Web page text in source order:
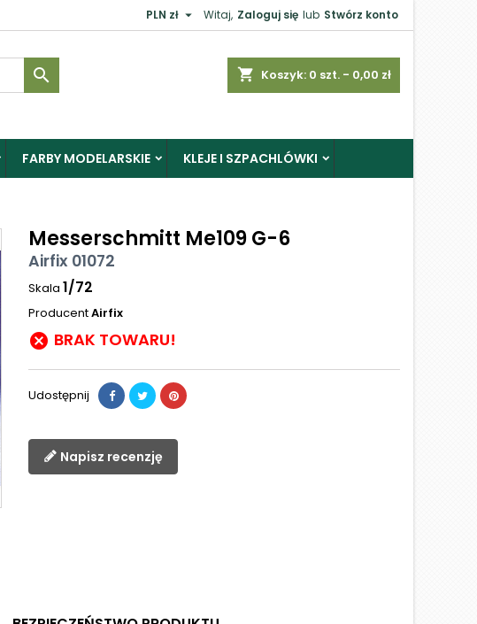
Witaj, Zaloguj się lub Stwórz konto
PLN zł 
shopping_cart Koszyk: 0 szt. - 0,00 zł

FARBY MODELARSKIE KLEJE I SZPACHLÓWKI
Messerschmitt Me109 G-6
Airfix 01072
Skala 1/72
ProducentAirfix
 BRAK TOWARU!
Udostępnij
Napisz recenzję